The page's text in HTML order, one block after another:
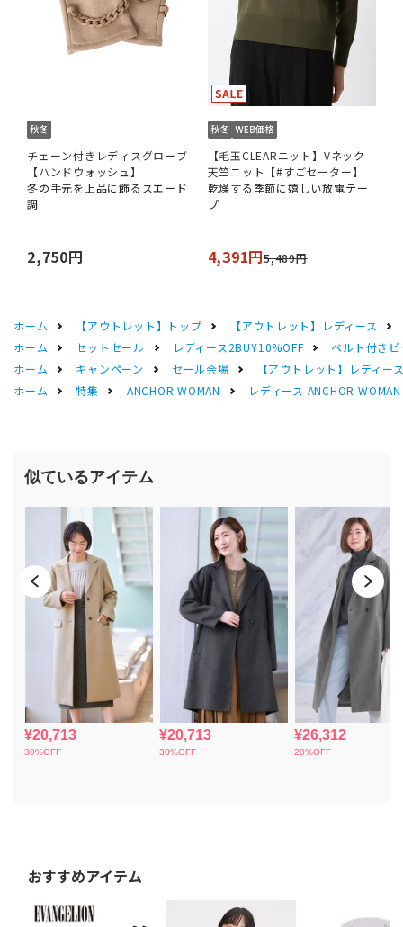
チェーン付きレディスグローブ
【ハンドウォッシュ】
冬の手元を上品に飾るスエード
調
2,750円
【毛玉CLEARニット】Vネック
天竺ニット【#すごセーター】
乾燥する季節に嬉しい放電テー
プ
4,391円5,489円
ホーム 【アウトレット】トップ
【アウトレット】レディース
ホーム
セットセール レディース2BUY10%OFF
ベルト付き
ホーム
キャンペーン セール会場
【アウトレット】レディー
ホーム
特集 ANCHOR WOMAN レディース ANCHOR